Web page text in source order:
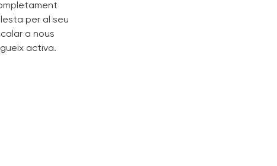
per al seu
a nous
activa.